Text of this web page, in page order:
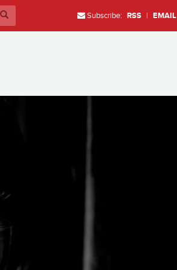
Subscribe: RSS | EMAIL